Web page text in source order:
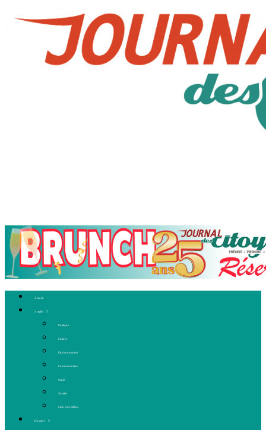
Accueil
Articles
Politique
Culture
Environnement
Communautaire
Santé
Société
Club Ado Média
Dossiers